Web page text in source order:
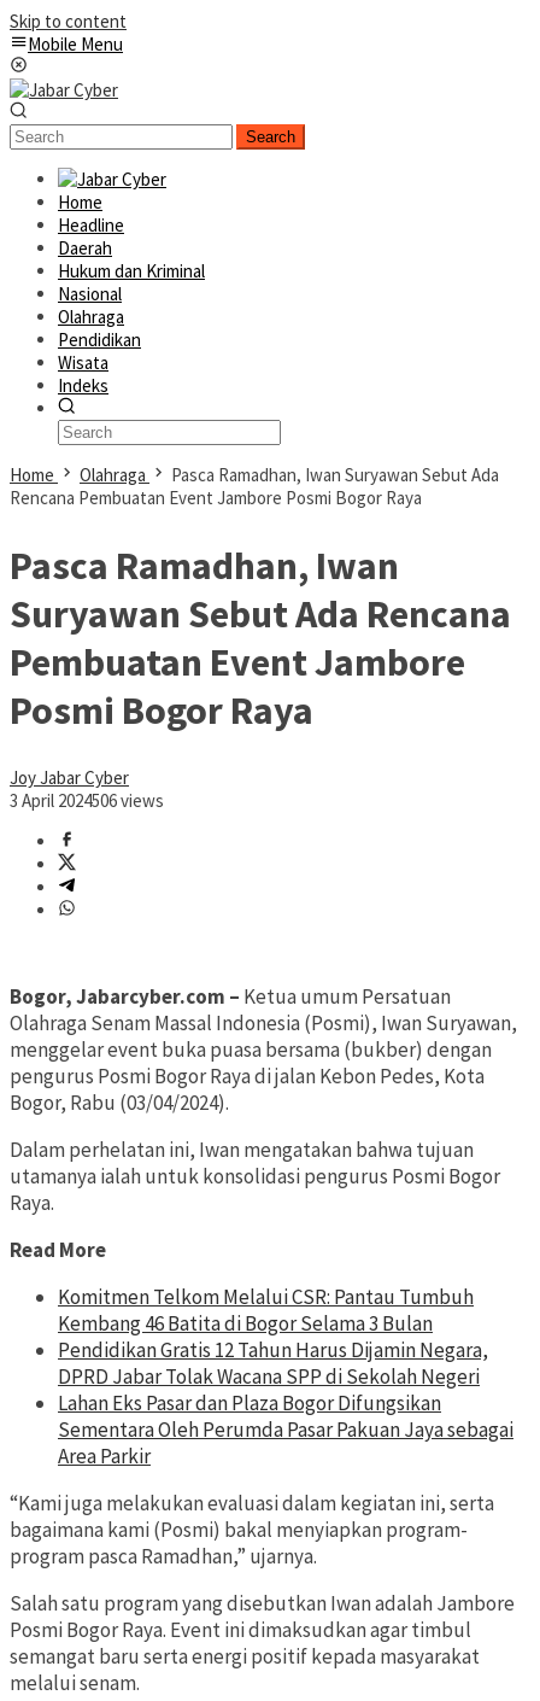
Skip to content
Mobile Menu
Search
Home
Headline
Daerah
Hukum dan Kriminal
Nasional
Olahraga
Pendidikan
Wisata
Indeks
Home Olahraga
Pasca Ramadhan, Iwan Suryawan Sebut Ada
Rencana Pembuatan Event Jambore Posmi Bogor Raya
Pasca Ramadhan, Iwan
Suryawan Sebut Ada Rencana
Pembuatan Event Jambore
Posmi Bogor Raya
Joy Jabar Cyber
3 April 2024506 views
Bogor, Jabarcyber.com – Ketua umum Persatuan
Olahraga Senam Massal Indonesia (Posmi), Iwan Suryawan,
menggelar event buka puasa bersama (bukber) dengan
pengurus Posmi Bogor Raya di jalan Kebon Pedes, Kota
Bogor, Rabu (03/04/2024).
Dalam perhelatan ini, Iwan mengatakan bahwa tujuan
utamanya ialah untuk konsolidasi pengurus Posmi Bogor
Raya.
Read More
Komitmen Telkom Melalui CSR: Pantau Tumbuh
Kembang 46 Batita di Bogor Selama 3 Bulan
Pendidikan Gratis 12 Tahun Harus Dijamin Negara,
DPRD Jabar Tolak Wacana SPP di Sekolah Negeri
Lahan Eks Pasar dan Plaza Bogor Difungsikan
Sementara Oleh Perumda Pasar Pakuan Jaya sebagai
Area Parkir
“Kami juga melakukan evaluasi dalam kegiatan ini, serta
bagaimana kami (Posmi) bakal menyiapkan program-
program pasca Ramadhan,” ujarnya.
Salah satu program yang disebutkan Iwan adalah Jambore
Posmi Bogor Raya. Event ini dimaksudkan agar timbul
semangat baru serta energi positif kepada masyarakat
melalui senam.